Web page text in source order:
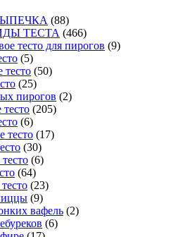
(88)
ТЕСТА (466)
тесто для пирогов (9)
(5)
тесто (50)
(25)
пирогов (2)
(205)
(6)
тесто (17)
(30)
(6)
(64)
(23)
(9)
вафель (2)
(6)